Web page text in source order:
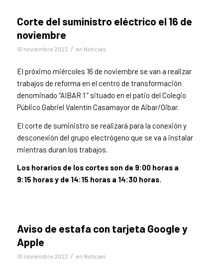
Corte del suministro eléctrico el 16 de
noviembre
10 noviembre 2022 / en Noticias
El próximo miércoles 16 de noviembre se van a realizar
trabajos de reforma en el centro de transformación
denominado “AIBAR 1 “ situado en el patio del Colegio
Público Gabriel Valentín Casamayor de Aibar/Oibar.
El corte de suministro se realizará para la conexión y
desconexión del grupo electrógeno que se va a instalar
mientras duran los trabajos.
Los horarios de los cortes son de 9:00 horas a
9:15 horas y de 14:15 horas a 14:30 horas.
Aviso de estafa con tarjeta Google y
Apple
10 noviembre 2022 / en Noticias